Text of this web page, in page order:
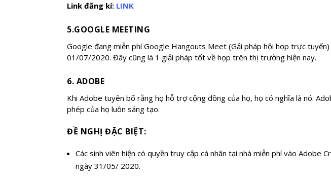
Link đăng kí: LINK
5.GOOGLE MEETING
Google đang miễn phí Google Hangouts Meet (Gải pháp hội họp trực
01/07/2020. Đây cũng là 1 giải pháp tốt về họp trên thị trường hiện nay.
6. ADOBE
Khi Adobe tuyên bố rằng họ hỗ trợ cộng đồng của họ, họ có nghĩa là nó.
phép của họ luôn sáng tạo.
ĐỀ NGHỊ ĐẶC BIỆT:
Các sinh viên hiện có quyền truy cập cá nhân tại nhà miễn phí vào
ngày 31/05/ 2020.